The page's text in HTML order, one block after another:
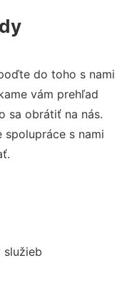
do toho s nami
vám prehľad
sa obrátiť na nás.
spolupráce s nami